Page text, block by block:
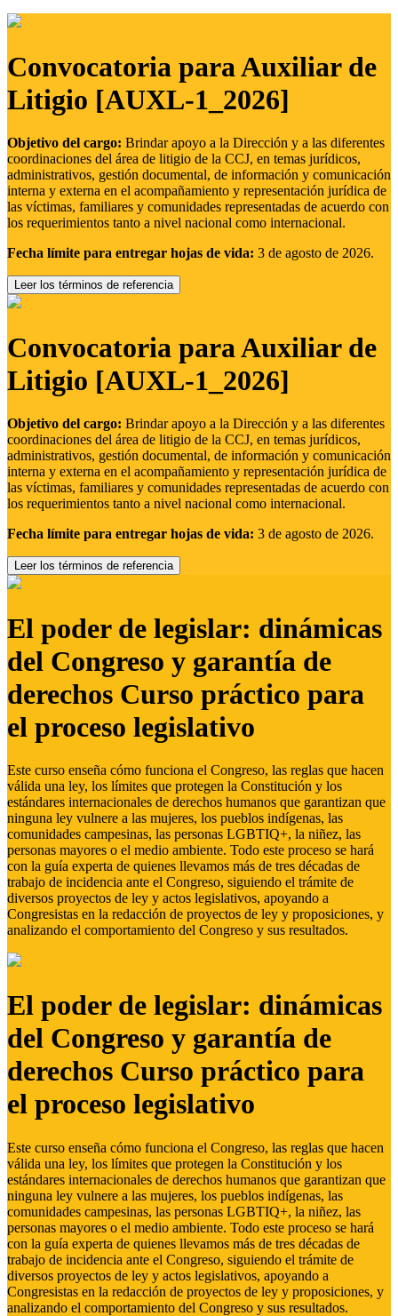
Convocatoria para Auxiliar de
Litigio [AUXL-1_2026]
Objetivo del cargo: Brindar apoyo a la Dirección y a las diferentes
coordinaciones del área de litigio de la CCJ, en temas jurídicos,
administrativos, gestión documental, de información y comunicación
interna y externa en el acompañamiento y representación jurídica de
las víctimas, familiares y comunidades representadas de acuerdo con
los requerimientos tanto a nivel nacional como internacional.
Fecha límite para entregar hojas de vida: 3 de agosto de 2026.
Leer los términos de referencia
Convocatoria para Auxiliar de
Litigio [AUXL-1_2026]
Objetivo del cargo: Brindar apoyo a la Dirección y a las diferentes
coordinaciones del área de litigio de la CCJ, en temas jurídicos,
administrativos, gestión documental, de información y comunicación
interna y externa en el acompañamiento y representación jurídica de
las víctimas, familiares y comunidades representadas de acuerdo con
los requerimientos tanto a nivel nacional como internacional.
Fecha límite para entregar hojas de vida: 3 de agosto de 2026.
Leer los términos de referencia
El poder de legislar: dinámicas
del Congreso y garantía de
derechos Curso práctico para
el proceso legislativo
Este curso enseña cómo funciona el Congreso, las reglas que hacen
válida una ley, los límites que protegen la Constitución y los
estándares internacionales de derechos humanos que garantizan que
ninguna ley vulnere a las mujeres, los pueblos indígenas, las
comunidades campesinas, las personas LGBTIQ+, la niñez, las
personas mayores o el medio ambiente. Todo este proceso se hará
con la guía experta de quienes llevamos más de tres décadas de
trabajo de incidencia ante el Congreso, siguiendo el trámite de
diversos proyectos de ley y actos legislativos, apoyando a
Congresistas en la redacción de proyectos de ley y proposiciones, y
analizando el comportamiento del Congreso y sus resultados.
El poder de legislar: dinámicas
del Congreso y garantía de
derechos Curso práctico para
el proceso legislativo
Este curso enseña cómo funciona el Congreso, las reglas que hacen
válida una ley, los límites que protegen la Constitución y los
estándares internacionales de derechos humanos que garantizan que
ninguna ley vulnere a las mujeres, los pueblos indígenas, las
comunidades campesinas, las personas LGBTIQ+, la niñez, las
personas mayores o el medio ambiente. Todo este proceso se hará
con la guía experta de quienes llevamos más de tres décadas de
trabajo de incidencia ante el Congreso, siguiendo el trámite de
diversos proyectos de ley y actos legislativos, apoyando a
Congresistas en la redacción de proyectos de ley y proposiciones, y
analizando el comportamiento del Congreso y sus resultados.